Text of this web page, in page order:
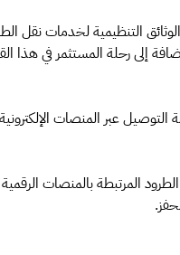
التنظيمية لخدمات نقل
إضافة إلى رحلة المستثمر في
عبر المنصات
المرتبطة بالمنصات الرقمية